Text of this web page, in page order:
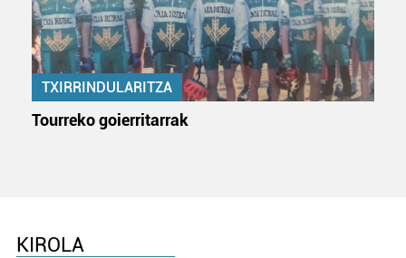
TXIRRINDULARITZA
Tourreko goierritarrak
KIROLA